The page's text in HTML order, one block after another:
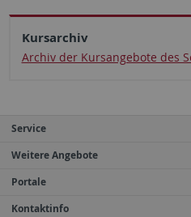
Kursarchiv
Archiv der Kursangebote des
Service
Weitere Angebote
Portale
Kontaktinfo